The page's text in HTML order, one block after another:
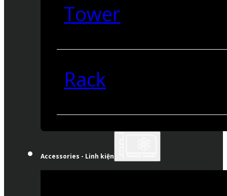
Tower
Rack
Accessories - Linh kiện